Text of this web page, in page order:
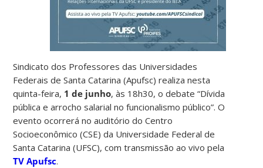
Sindicato dos Professores das Universidades
Federais de Santa Catarina (Apufsc) realizanesta
quinta-feira, 1 de junho, às 18h30, o debate “Dívida
pública e arrocho salarial no funcionalismo público”. O
evento ocorrerá no auditório do Centro
Socioeconômico (CSE) da Universidade Federal de
Santa Catarina (UFSC), com transmissão ao vivo pela
TV Apufsc.